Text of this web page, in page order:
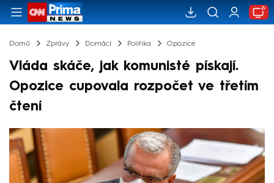
Domů Zprávy Domácí Politika Opozice
Vláda skáče, jak komunisté pískají.
Opozice cupovala rozpočet ve třetím
čtení